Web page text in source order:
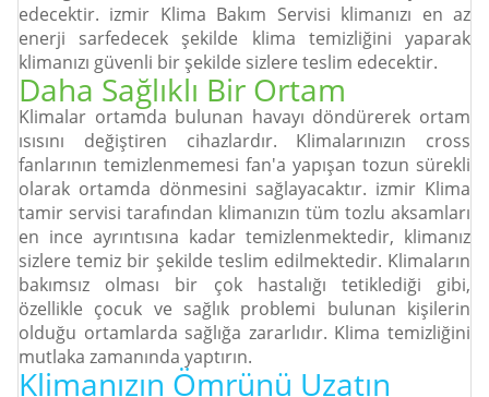
edecektir. izmir Klima Bakım Servisi klimanızı en az
enerji sarfedecek şekilde klima temizliğini yaparak
klimanızı güvenli bir şekilde sizlere teslim edecektir.
Daha Sağlıklı Bir Ortam
Klimalar ortamda bulunan havayı döndürerek ortam
ısısını değiştiren cihazlardır. Klimalarınızın cross
fanlarının temizlenmemesi fan'a yapışan tozun sürekli
olarak ortamda dönmesini sağlayacaktır. izmir Klima
tamir servisi tarafından klimanızın tüm tozlu aksamları
en ince ayrıntısına kadar temizlenmektedir, klimanız
sizlere temiz bir şekilde teslim edilmektedir. Klimaların
bakımsız olması bir çok hastalığı tetiklediği gibi,
özellikle çocuk ve sağlık problemi bulunan kişilerin
olduğu ortamlarda sağlığa zararlıdır. Klima temizliğini
mutlaka zamanında yaptırın.
Klimanızın Ömrünü Uzatın
Orjinal Parça
Orjinal Parça
Orjinal Parça